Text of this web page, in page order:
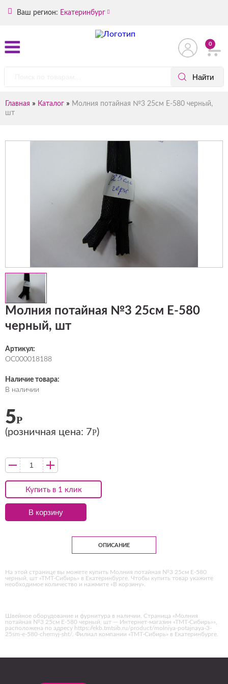
Ваш регион: Екатеринбург
0
Главная » Каталог » Молния потайная №3 25см Е-580 черный,
шт
Молния потайная №3 25см Е-580
черный, шт
Артикул:
ОС000018188
Наличие товара:
В наличии
Купить в 1 клик
5Р
(розничная цена: 7Р)
В корзину
ОПИСАНИЕ
На этой странице вы можете купить Молния потайная №3 25см Е-580
черный, шт «ТМТ-Сибирь» в Екатеринбурге. Чтобы купить товар укажите
необходимое количество и нажмите «В корзину».
Швейное оборудование и фурнитура в наличии. Страница «Молния
потайная №3 25см Е-580 черный, шт — Интернет-магазин «ТМТ-Сибирь»»,
расположена по адресу https://ekb.tmtsib.ru/product/molniya-potajnaya-3-
25sm-e-580-chernyj-sht/. Филиал компании «ТМТ-Сибирь» в Екатеринбурге.